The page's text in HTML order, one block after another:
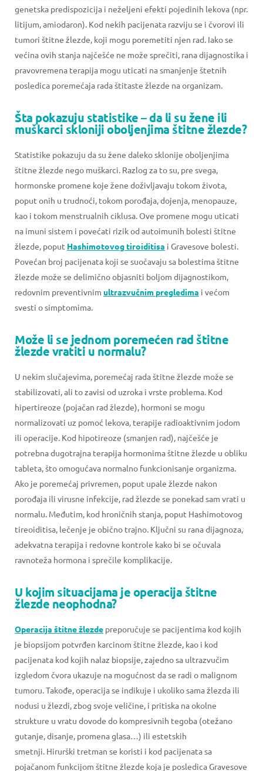
genetska predispozicija i neželjeni efekti pojedinih lekova (npr.
litijum, amiodaron). Kod nekih pacijenata razviju se i čvorovi ili
tumori štitne žlezde, koji mogu poremetiti njen rad. Iako se
većina ovih stanja najčešće ne može sprečiti, rana dijagnostika i
pravovremena terapija mogu uticati na smanjenje štetnih
posledica poremećaja rada štitaste žlezde na organizam.
Šta pokazuju statistike – da li su žene ili
muškarci skloniji oboljenjima štitne žlezde?
Statistike pokazuju da su žene daleko sklonije oboljenjima
štitne žlezde nego muškarci. Razlog za to su, pre svega,
hormonske promene koje žene doživljavaju tokom života,
poput onih u trudnoći, tokom porođaja, dojenja, menopauze,
kao i tokom menstrualnih ciklusa. Ove promene mogu uticati
na imuni sistem i povećati rizik od autoimunih bolesti štitne
žlezde, poput Hashimotovog tiroiditisa i Gravesove bolesti.
Povećan broj pacijenata koji se suočavaju sa bolestima štitne
žlezde može se delimično objasniti boljom dijagnostikom,
redovnim preventivnim ultrazvučnim pregledima i većom
svesti o simptomima.
Može li se jednom poremećen rad štitne
žlezde vratiti u normalu?
U nekim slučajevima, poremećaj rada štitne žlezde može se
stabilizovati, ali to zavisi od uzroka i vrste problema. Kod
hipertireoze (pojačan rad žlezde), hormoni se mogu
normalizovati uz pomoć lekova, terapije radioaktivnim jodom
ili operacije. Kod hipotireoze (smanjen rad), najčešće je
potrebna dugotrajna terapija hormonima štitne žlezde u obliku
tableta, što omogućava normalno funkcionisanje organizma.
Ako je poremećaj privremen, poput upale žlezde nakon
porođaja ili virusne infekcije, rad žlezde se ponekad sam vrati u
normalu. Međutim, kod hroničnih stanja, poput Hashimotovog
tireoiditisa, lečenje je obično trajno. Ključni su rana dijagnoza,
adekvatna terapija i redovne kontrole kako bi se očuvala
ravnoteža hormona i sprečile komplikacije.
U kojim situacijama je operacija štitne
žlezde neophodna?
Operacija štitne žlezde preporučuje se pacijentima kod kojih
je biopsijom potvrđen karcinom štitne žlezde, kao i kod
pacijenata kod kojih nalaz biopsije, zajedno sa ultrazvučim
izgledom čvora ukazuje na mogućnost da se radi o malignom
tumoru. Takođe, operacija se indikuje i ukoliko sama žlezda ili
nodusi u žlezdi, zbog svoje veličine, i pritiska na okolne
strukture u vratu dovode do kompresivnih tegoba (otežano
gutanje, disanje, promena glasa…) ili estetskih
smetnji. Hirurški tretman se koristi i kod pacijenata sa
pojačanom funkcijom štitne žlezde koja je posledica Gravesove